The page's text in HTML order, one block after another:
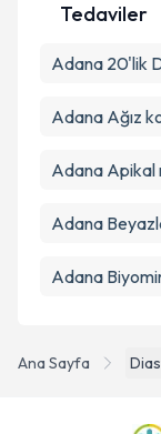
Ana Sayfa
Tedaviler
Adana 20'lik
Adana Ağız
Adana Apikal
Adana
Adana